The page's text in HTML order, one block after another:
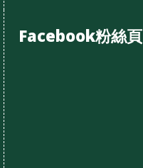
Facebook粉絲頁